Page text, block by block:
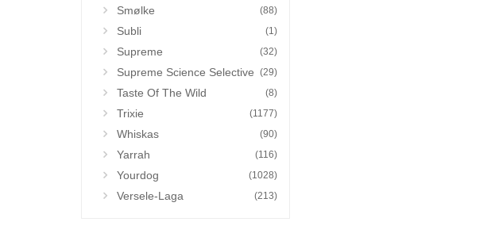
Smølke (88)
Subli (1)
Supreme (32)
Supreme Science Selective (29)
Taste Of The Wild (8)
Trixie (1177)
Whiskas (90)
Yarrah (116)
Yourdog (1028)
Versele-Laga (213)